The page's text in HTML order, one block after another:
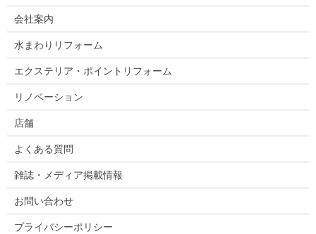
会社案内
水まわりリフォーム
エクステリア・ポイントリフォーム
リノベーション
店舗
よくある質問
雑誌・メディア掲載情報
お問い合わせ
プライバシーポリシー